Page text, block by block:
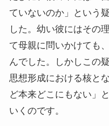
ていないのか」という
した。幼い彼にはその
て母親に問いかけても
んでした。しかしこの
思想形成における核と
ど本来どこにもない」
いくのです。